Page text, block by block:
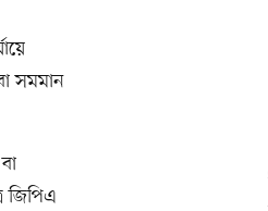
সমমান
জিপিএ